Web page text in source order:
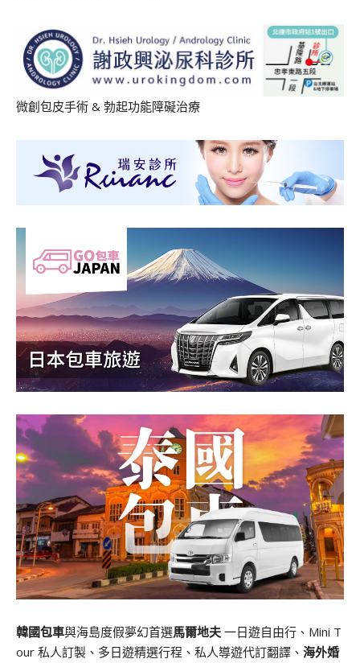
微創包皮手術 & 勃起功能障礙治療
韓國包車與海島度假夢幻首選馬爾地夫 一日遊自由行、Mini T
our 私人訂製、多日遊精選行程、私人導遊代訂翻譯、 海外婚